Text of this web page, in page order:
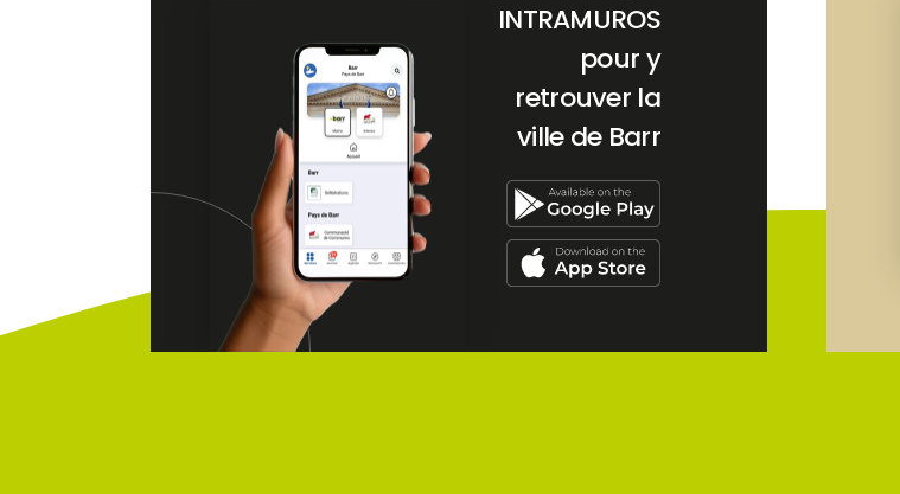
INTRAMUROS
pour y
retrouver la
ville de Barr